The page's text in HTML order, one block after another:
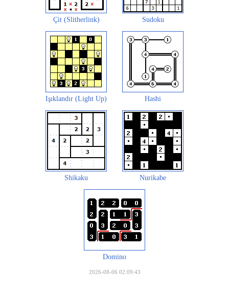
Çit (Slitherlink) Sudoku
Işıklandır (Light Up) Hashi
Shikaku Nurikabe
Domino
2026-08-06 02:09:43